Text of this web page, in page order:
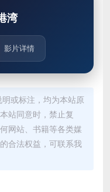
湾
影片详情
或标注，均为本站原
站同意时，禁止复
网站、书籍等各类媒
合法权益，可联系我